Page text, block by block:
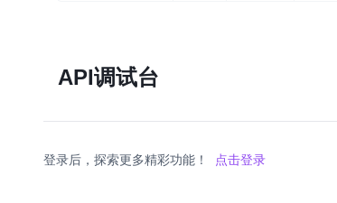
API调试台
登录后，探索更多精彩功能！ 点击登录